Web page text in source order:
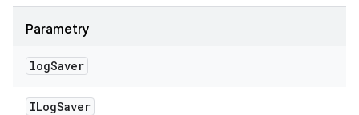
Parametry
logSaver
ILogSaver